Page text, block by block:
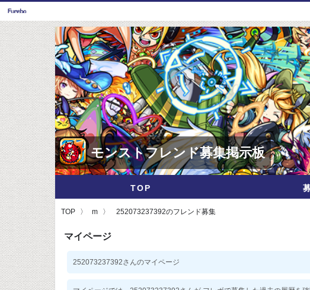
モンストフレンド募集掲示板
TOP
TOP m 252073237392のフレンド募集
マイページ
252073237392さんのマイページ